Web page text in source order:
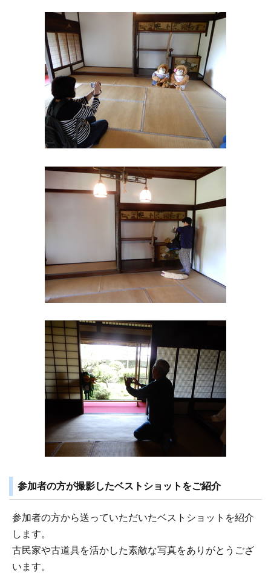
参加者の方が撮影したベストショットをご紹介
参加者の方から送っていただいたベストショットを紹介
します。
古民家や古道具を活かした素敵な写真をありがとうござ
います。